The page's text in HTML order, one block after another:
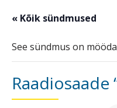
« Kõik sündmused
See sündmus on
Raadiosaade